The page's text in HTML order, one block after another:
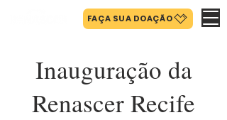
FAÇA SUA DOAÇÃO
Inauguração da
Renascer Recife